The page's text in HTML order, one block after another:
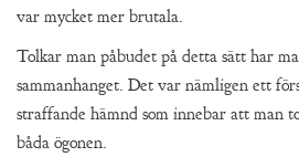
var mycket mer brutala.
Tolkar man påbudet på detta sätt har
sammanhanget. Det var nämligen ett
straffande hämnd som innebar att man
båda ögonen.